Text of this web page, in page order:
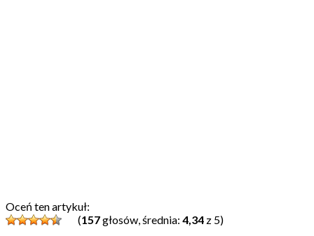
Oceń ten artykuł:
(157głosów, średnia: 4,34 z 5)